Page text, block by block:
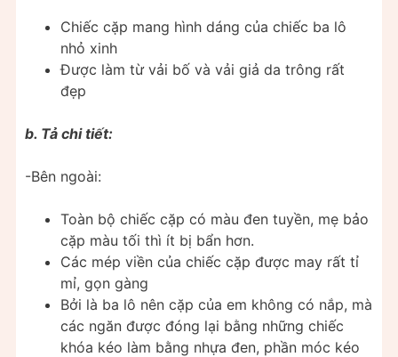
Chiếc cặp mang hình dáng của chiếc ba lô
nhỏ xinh
Được làm từ vải bố và vải giả da trông rất
đẹp
b. Tả chi tiết:
-Bên ngoài:
Toàn bộ chiếc cặp có màu đen tuyền, mẹ bảo
cặp màu tối thì ít bị bẩn hơn.
Các mép viền của chiếc cặp được may rất tỉ
mỉ, gọn gàng
Bởi là ba lô nên cặp của em không có nắp, mà
các ngăn được đóng lại bằng những chiếc
khóa kéo làm bằng nhựa đen, phần móc kéo